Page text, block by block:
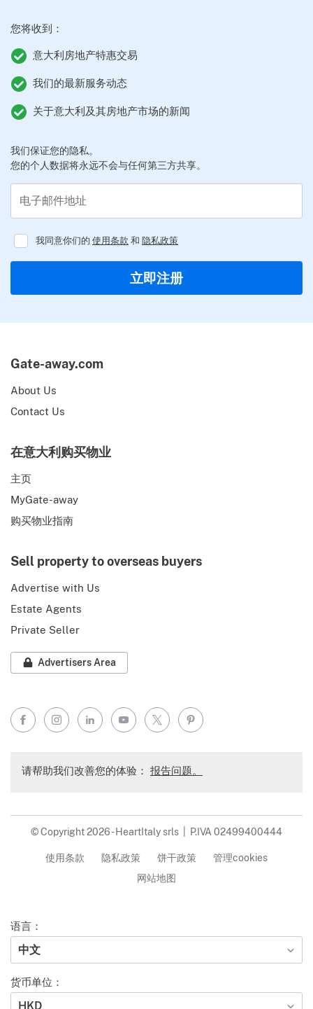
您将收到：
意大利房地产特惠交易
我们的最新服务动态
关于意大利及其房地产市场的新闻
我们保证您的隐私。
您的个人数据将永远不会与任何第三方共享。
电子邮件地址
我同意你们的 使用条款 和 隐私政策
Regulator
立即注册
Gate-away.com
About Us
Contact Us
在意大利购买物业
主页
MyGate-away
购买物业指南
Sell property to overseas buyers
Advertise with Us
Estate Agents
Private Seller
Advertisers Area
FacebookInstagramLinkedInYouTube
X Pinterest
请帮助我们改善您的体验： 报告问题。
© Copyright 2026 - HeartItaly srls | P.IVA 02499400444
使用条款 隐私政策 饼干政策
管理cookies
网站地图
语言：
中文
货币单位：
HKD